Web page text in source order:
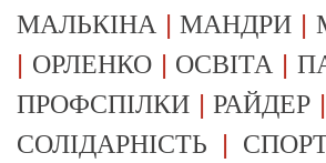
МАЛЬКІНА |МАНДРИ |
| ОРЛЕНКО| ОСВІТА |
ПРОФСПІЛКИ |РАЙДЕР
СОЛІДАРНІСТЬ |